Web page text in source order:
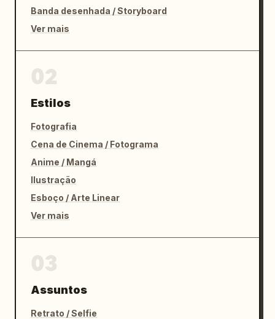
Banda desenhada / Storyboard
Ver mais
Estilos
Fotografia
Cena de Cinema / Fotograma
Anime / Mangá
Ilustração
Esboço / Arte Linear
Ver mais
Assuntos
Retrato / Selfie